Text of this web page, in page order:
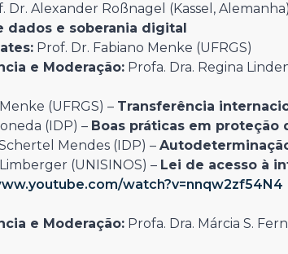
Dr. Alexander Roßnagel (Kassel,
dados e soberania digital
Prof. Dr. Fabiano Menke (UFRGS)
e Moderação: Profa. Dra. Regina
(UFRGS) – Transferência
(IDP) – Boas práticas em proteção
Mendes (IDP) –
(UNISINOS) – Lei de acesso à
watch?v=nnqw2zf54N4
e Moderação: Profa. Dra. Márcia S.